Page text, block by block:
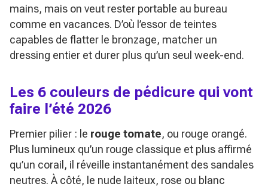
mains, mais on veut rester portable au bureau
comme en vacances. D’où l’essor de teintes
capables de flatter le bronzage, matcher un
dressing entier et durer plus qu’un seul week-end.
Les 6 couleurs de pédicure qui vont
faire l’été 2026
Premier pilier : le rouge tomate, ou rouge orangé.
Plus lumineux qu’un rouge classique et plus affirmé
qu’un corail, il réveille instantanément des sandales
neutres. À côté, le nude laiteux, rose ou blanc